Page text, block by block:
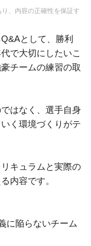
、内容の正確性を保証す
として、勝利
で大切にしたいこ
チームの練習の取
はなく、選手自身
く環境づくりがテ
キュラムと実際の
内容です。
に陥らないチーム